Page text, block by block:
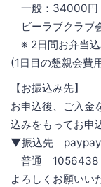
一般：34000円
ビーラブクラブ
※ 2日間お弁当
(1日目の懇親会費
【お振込み先】
お申込後、ご入金
込みをもってお申
▼振込先
普通 1056438
よろしくお願いい